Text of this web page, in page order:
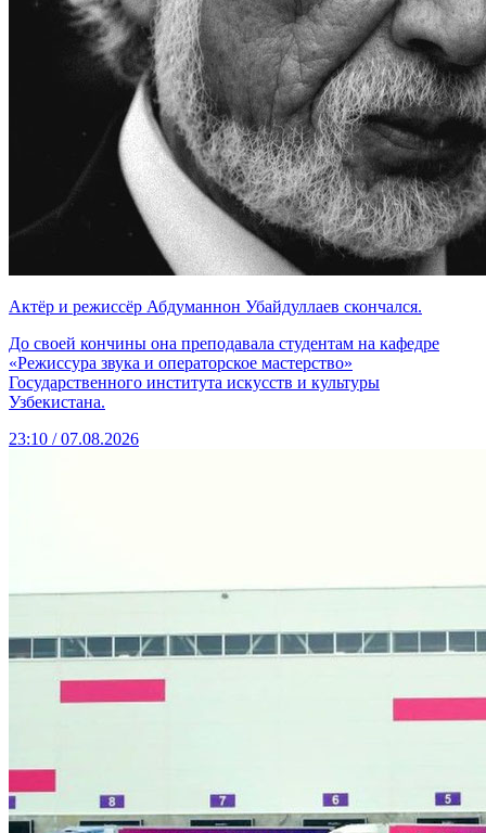
Актёр и режиссёр Абдуманнон Убайдуллаев скончался.
До своей кончины она преподавала студентам на кафедре
«Режиссура звука и операторское мастерство»
Государственного института искусств и культуры
Узбекистана.
23:10 / 07.08.2026